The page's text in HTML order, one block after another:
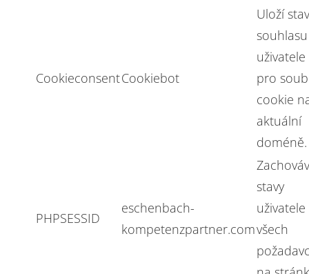
CookieconsentCookiebot
Uloží stav
souhlasu
uživatele
pro
cookie
aktuální
doméně.
PHPSESSID
eschenbach-
kompetenzpartner.com
stavy
uživatele
všech